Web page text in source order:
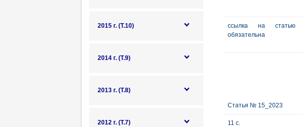
2015 г. (Т.10)
2014 г. (Т.9)
2013 г. (Т.8)
2012 г. (Т.7)
ссылка на статью
обязательна
Статья № 15_2023
11 с.